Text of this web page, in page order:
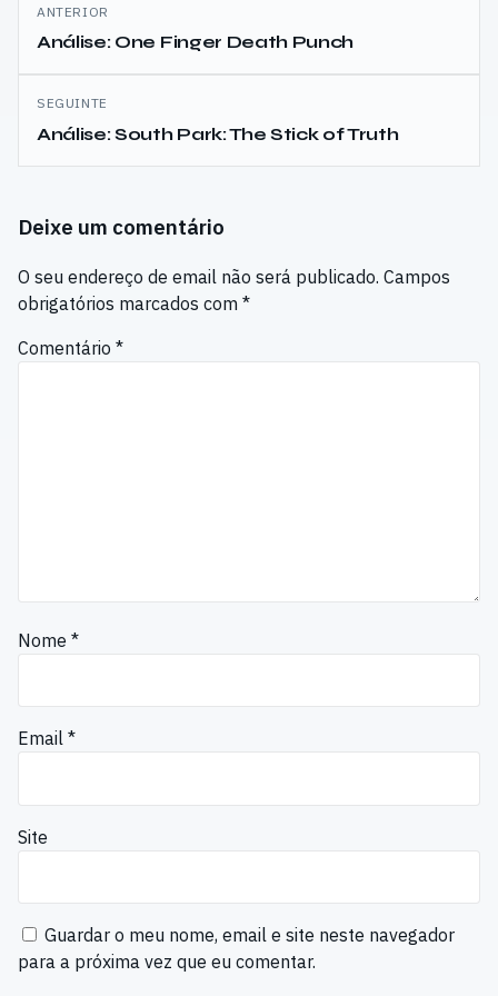
de
artigos
ANTERIOR
Análise: One Finger Death Punch
SEGUINTE
Análise: South Park: The Stick of Truth
Deixe um comentário
O seu endereço de email não será publicado. Campos
obrigatórios marcados com *
Comentário *
Nome *
Email *
Site
Guardar o meu nome, email e site neste navegador
para a próxima vez que eu comentar.